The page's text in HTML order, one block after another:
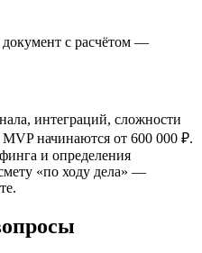
с расчётом —
интеграций, сложности
начинаются от 600 000 ₽.
и определения
«по ходу дела» —